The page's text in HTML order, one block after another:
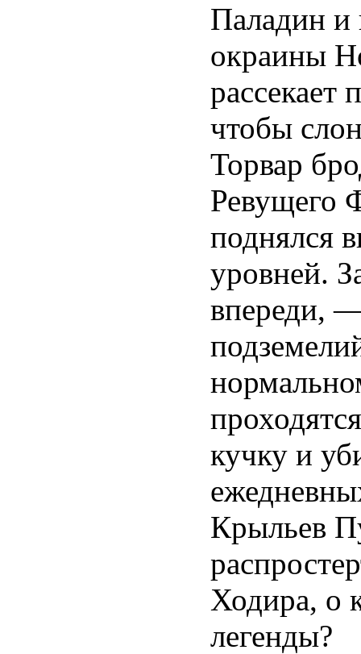
Паладин и
окраины
рассекает
чтобы
Торвар
Ревущего
поднялся
уровней.
впереди,
кучку и
Крыльев
Ходира, о
легенды?